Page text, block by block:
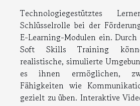
Technologiegestütztes
Schlüsselrolle bei der
E-Learning-Modulen ein.
Soft Skills Training
realistische, simulierte
es ihnen ermöglichen,
Fähigkeiten wie
gezielt zu üben. Interaktive